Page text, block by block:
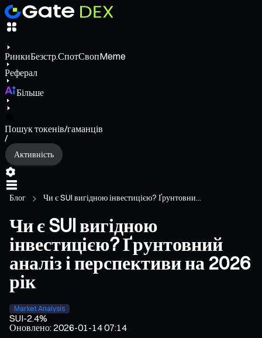
РинкиБезстр.СпотСвопMeme
Реферал
Більше
Пошук токенів/гаманців
/
Активність
Блог Чи є SUI вигідною інвестицією? Ґрунтовни...
Чи є SUI вигідною
інвестицією? Ґрунтовний
аналіз і перспективи на 2026
рік
Market Analysis
SUI-2.4%
Оновлено:2026-01-14 07:14